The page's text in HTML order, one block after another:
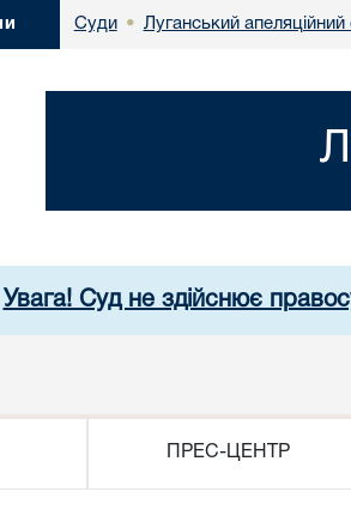
Суди • Луганський апеляційний
Увага! Суд не здійснює
ПРЕС-ЦЕНТР